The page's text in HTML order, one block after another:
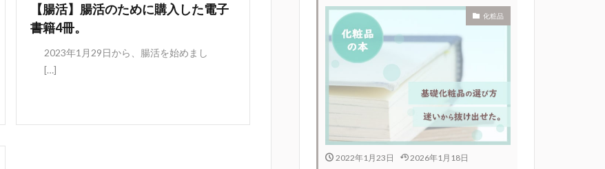
【腸活】腸活のために購入した電子
書籍4冊。
2023年1月29日から、腸活を始めまし
[…]
化粧品
2022年1月23日 2026年1月18日